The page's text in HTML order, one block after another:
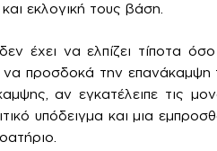
και εκλογική τους βάση.
έχει να ελπίζει τίποτα
να προσδοκά την
αν εγκατέλειπε τις
υπόδειγμα και μια